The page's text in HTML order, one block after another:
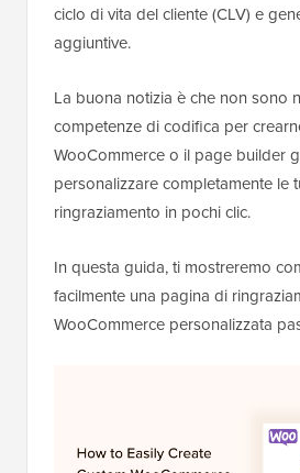
ciclo di vita del cliente (CLV) e
aggiuntive.
La buona notizia è che non sono
competenze di codifica per
WooCommerce o il page builder
personalizzare completamente le
ringraziamento in pochi clic.
In questa guida, ti mostreremo
facilmente una pagina di
WooCommerce personalizzata